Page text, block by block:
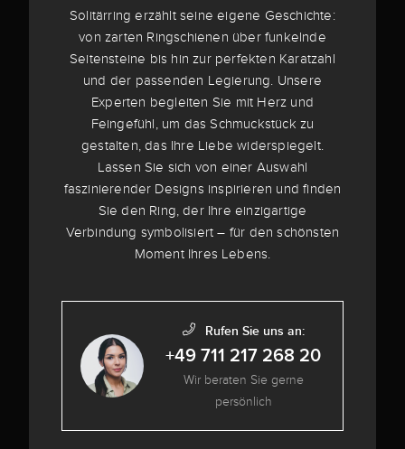
Solitärring erzählt seine eigene Geschichte:
von zarten Ringschienen über funkelnde
Seitensteine bis hin zur perfekten Karatzahl
und der passenden Legierung. Unsere
Experten begleiten Sie mit Herz und
Feingefühl, um das Schmuckstück zu
gestalten, das Ihre Liebe widerspiegelt.
Lassen Sie sich von einer Auswahl
faszinierender Designs inspirieren und finden
Sie den Ring, der Ihre einzigartige
Verbindung symbolisiert – für den schönsten
Moment Ihres Lebens.
Rufen Sie uns an:
+49 711 217 268 20
Wir beraten Sie gerne
persönlich